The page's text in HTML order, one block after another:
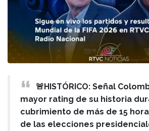
🚨HISTÓRICO: Señal
mayor rating de su historia
cubrimiento de más de 15
de las elecciones